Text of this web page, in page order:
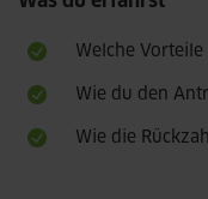
Welche
Wie du den
Wie die